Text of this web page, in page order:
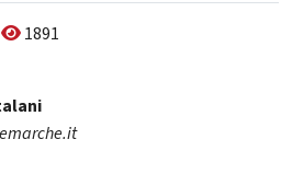
1891